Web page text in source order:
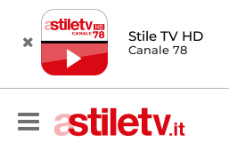
Stile TV HD
Canale 78